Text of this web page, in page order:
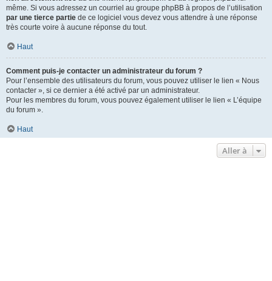
même. Si vous adressez un courriel au groupe phpBB à propos de l’utilisation
par une tierce partie de ce logiciel vous devez vous attendre à une réponse
très courte voire à aucune réponse du tout.
Haut
Comment puis-je contacter un administrateur du forum ?
Pour l’ensemble des utilisateurs du forum, vous pouvez utiliser le lien « Nous
contacter », si ce dernier a été activé par un administrateur.
Pour les membres du forum, vous pouvez également utiliser le lien « L’équipe
du forum ».
Haut
Aller à